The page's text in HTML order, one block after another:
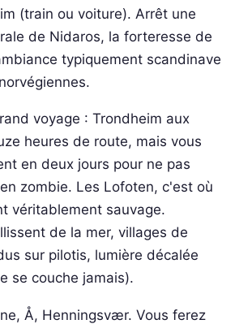
(train ou voiture). Arrêt une
de Nidaros, la forteresse de
typiquement scandinave
voyage : Trondheim aux
heures de route, mais vous
en deux jours pour ne pas
zombie. Les Lofoten, c'est où
véritablement sauvage.
de la mer, villages de
sur pilotis, lumière décalée
se couche jamais).
Å, Henningsvær. Vous ferez